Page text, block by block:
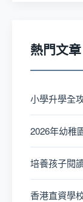
熱門文章
小學升學全
2026年幼稚
培養孩子閱
香港直資學